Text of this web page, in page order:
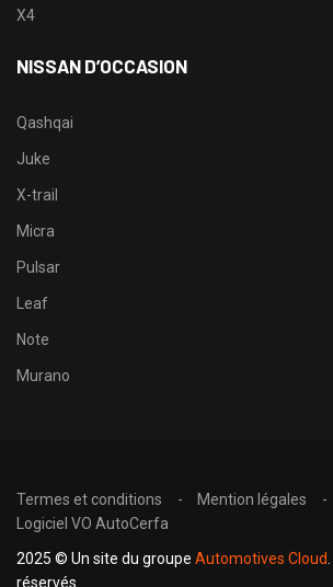
X4
NISSAN D’OCCASION
Qashqai
Juke
X-trail
Micra
Pulsar
Leaf
Note
Murano
Termes et conditions
Mention légales
Logiciel VO AutoCerfa
2025 © Un site du groupe Automotives Cloud
réservés.